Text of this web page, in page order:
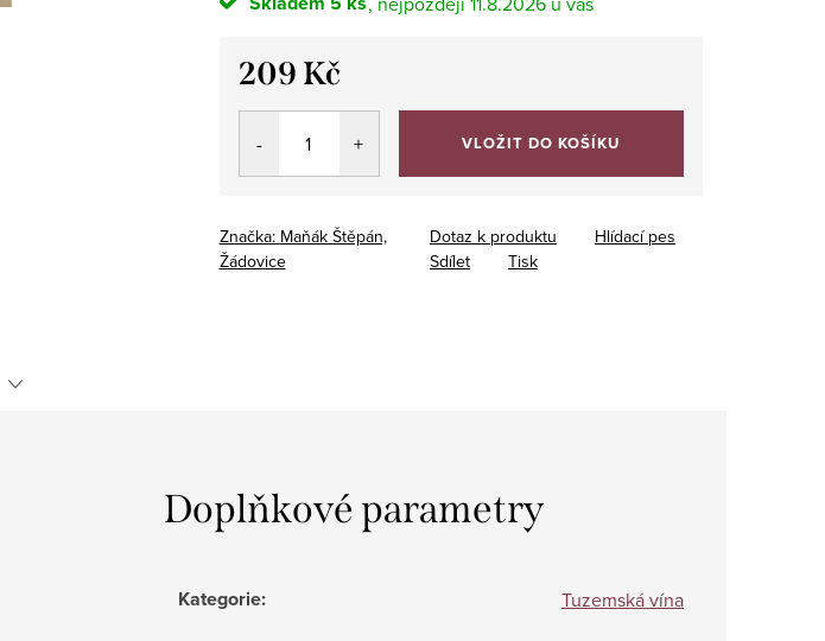
209 Kč
Měrná
VLOŽIT DO KOŠÍKU
Značka: Maňák Štěpán,
Žádovice
Tisk
Dotaz k produktu
Hlídací pes
Sdílet
Doplňkové parametry
Kategorie: Tuzemská vína